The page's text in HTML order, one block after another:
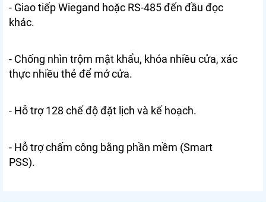
- Giao tiếp Wiegand hoặc RS-485 đến đầu đọc
khác.
- Chống nhìn trộm mật khẩu, khóa nhiều cửa, xác
thực nhiều thẻ để mở cửa.
- Hỗ trợ 128 chế độ đặt lịch và kế hoạch.
- Hỗ trợ chấm công bằng phần mềm (Smart
PSS).